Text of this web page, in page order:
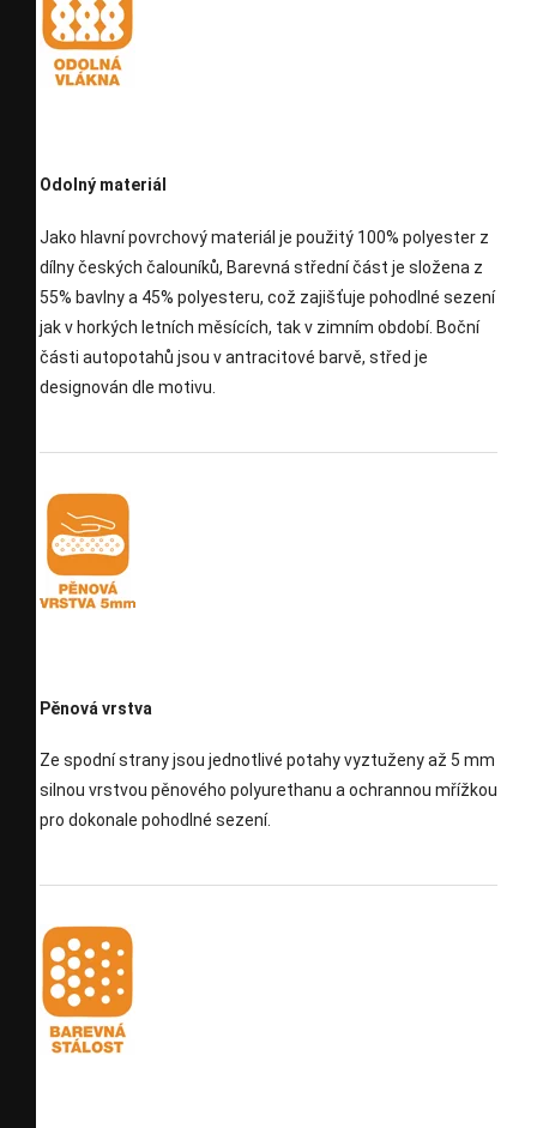
Odolný materiál
Jako hlavní povrchový materiál je použitý 100% polyester z
dílny českých čalouníků, Barevná střední část je složena z
55% bavlny a 45% polyesteru, což zajišťuje pohodlné sezení
jak v horkých letních měsících, tak v zimním období. Boční
části autopotahů jsou v antracitové barvě, střed je
designován dle motivu.
Pěnová vrstva
Ze spodní strany jsou jednotlivé potahy vyztuženy až 5 mm
silnou vrstvou pěnového polyurethanu a ochrannou mřížkou
pro dokonale pohodlné sezení.